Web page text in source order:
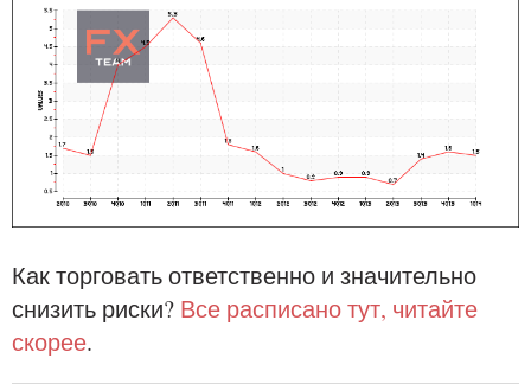
Как торговать ответственно и значительно
снизить риски? Все расписано тут, читайте
скорее.